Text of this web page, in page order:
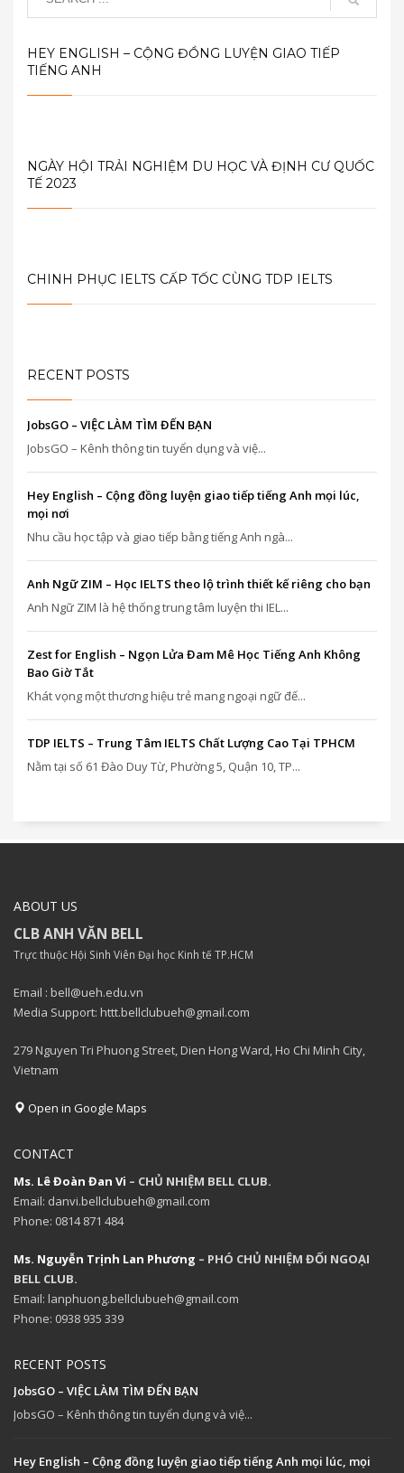
HEY ENGLISH – CỘNG ĐỒNG LUYỆN GIAO TIẾP
TIẾNG ANH
NGÀY HỘI TRẢI NGHIỆM DU HỌC VÀ ĐỊNH CƯ QUỐC
TẾ 2023
CHINH PHỤC IELTS CẤP TỐC CÙNG TDP IELTS
RECENT POSTS
JobsGO – VIỆC LÀM TÌM ĐẾN BẠN
JobsGO – Kênh thông tin tuyển dụng và việ...
Hey English – Cộng đồng luyện giao tiếp tiếng Anh mọi lúc,
mọi nơi
Nhu cầu học tập và giao tiếp bằng tiếng Anh ngà...
Anh Ngữ ZIM – Học IELTS theo lộ trình thiết kế riêng cho bạn
Anh Ngữ ZIM là hệ thống trung tâm luyện thi IEL...
Zest for English – Ngọn Lửa Đam Mê Học Tiếng Anh Không
Bao Giờ Tắt
Khát vọng một thương hiệu trẻ mang ngoại ngữ đế...
TDP IELTS – Trung Tâm IELTS Chất Lượng Cao Tại TPHCM
Nằm tại số 61 Đào Duy Từ, Phường 5, Quận 10, TP...
ABOUT US
CLB ANH VĂN BELL
Trực thuộc Hội Sinh Viên Đại học Kinh tế TP.HCM
Email : bell@ueh.edu.vn
Media Support: httt.bellclubueh@gmail.com
279 Nguyen Tri Phuong Street, Dien Hong Ward, Ho Chi Minh City,
Vietnam
Open in Google Maps
CONTACT
Ms. Lê Đoàn Đan Vi – CHỦ NHIỆM BELL CLUB.
Email: danvi.bellclubueh@gmail.com
Phone: 0814 871 484
Ms. Nguyễn Trịnh Lan Phương – PHÓ CHỦ NHIỆM ĐỐI NGOẠI
BELL CLUB.
Email: lanphuong.bellclubueh@gmail.com
Phone: 0938 935 339
RECENT POSTS
JobsGO – VIỆC LÀM TÌM ĐẾN BẠN
JobsGO – Kênh thông tin tuyển dụng và việ...
Hey English – Cộng đồng luyện giao tiếp tiếng Anh mọi lúc, mọi